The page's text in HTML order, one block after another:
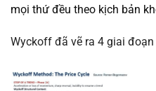
mọi thứ đều theo kịch bản
Wyckoff đã vẽ ra 4 giai đoạn